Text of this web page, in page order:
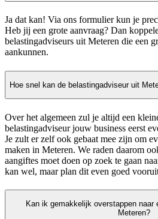
Ja dat kan! Via ons formulier kun je
Heb jij een grote aanvraag? Dan
belastingadviseurs uit Meteren die een
aankunnen.
Hoe snel kan de belastingadviseur uit
Over het algemeen zul je altijd een
belastingadviseur jouw business eerst
Je zult er zelf ook gebaat mee zijn om
maken in Meteren. We raden daarom
aangiftes moet doen op zoek te gaan
kan wel, maar plan dit even goed
Kan ik gemakkelijk overstappen naar
Meteren?